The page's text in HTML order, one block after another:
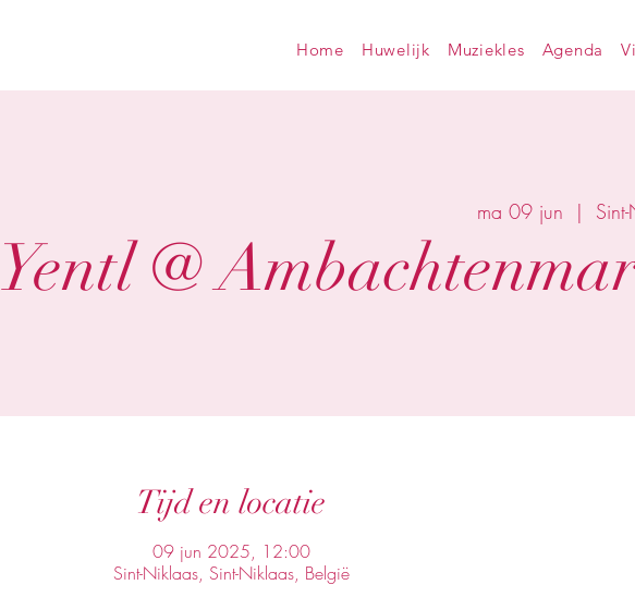
Home Huwelijk Muziekles Agenda
ma 09 jun
  |
Yentl @
Tijd en locatie
09 jun 2025, 12:00
Sint-Niklaas, Sint-Niklaas, België